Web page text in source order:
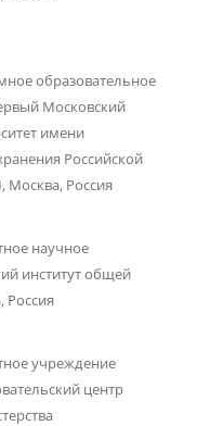
образовательное
Московский
имени
Российской
Москва, Россия
научное
институт общей
Россия
учреждение
центр